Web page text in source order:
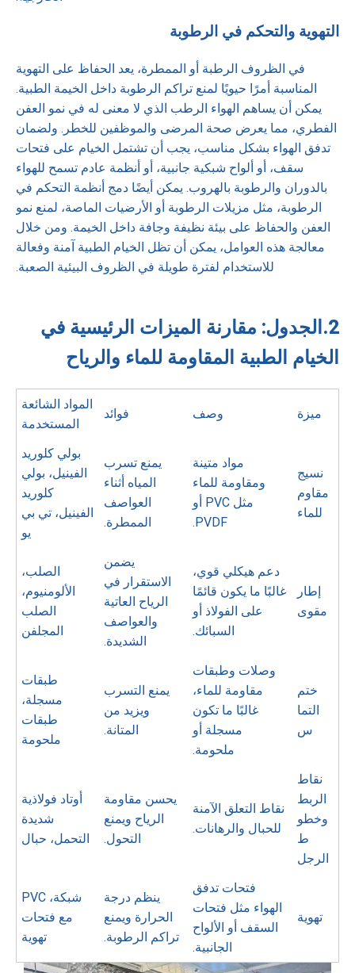
التهوية والتحكم في الرطوبة
في الظروف الرطبة أو الممطرة، يعد الحفاظ على التهوية
المناسبة أمرًا حيويًا لمنع تراكم الرطوبة داخل الخيمة الطبية.
يمكن أن يساهم الهواء الرطب الذي لا معنى له في نمو العفن
الفطري، مما يعرض صحة المرضى والموظفين للخطر. ولضمان
تدفق الهواء بشكل مناسب، يجب أن تشتمل الخيام على فتحات
سقف، أو ألواح شبكية جانبية، أو أنظمة عادم تسمح للهواء
بالدوران والرطوبة بالهروب. يمكن أيضًا دمج أنظمة التحكم في
الرطوبة، مثل مزيلات الرطوبة أو الأرضيات الماصة، لمنع نمو
العفن والحفاظ على بيئة نظيفة وجافة داخل الخيمة. ومن خلال
معالجة هذه العوامل، يمكن أن تظل الخيام الطبية آمنة وفعالة
للاستخدام لفترة طويلة في الظروف البيئية الصعبة.
2. الجدول: مقارنة الميزات الرئيسية في
الخيام الطبية المقاومة للماء والرياح
ميزة وصف فوائد
المواد الشائعة
المستخدمة
نسيج
مقاوم
للماء
مواد متينة
ومقاومة للماء
مثل PVC أو
PVDF.
يمنع تسرب
المياه أثناء
العواصف
الممطرة.
بولي كلوريد
الفينيل، بولي
كلوريد
الفينيل، تي بي
يو
إطار
مقوى
دعم هيكلي قوي،
غالبًا ما يكون قائمًا
على الفولاذ أو
السبائك.
يضمن
الاستقرار في
الرياح العاتية
والعواصف
الشديدة.
الصلب،
الألومنيوم،
الصلب
المجلفن
ختم
التما
س
وصلات وطبقات
مقاومة للماء،
غالبًا ما تكون
مسجلة أو
ملحومة.
يمنع التسرب
ويزيد من
المتانة.
طبقات
مسجلة،
طبقات
ملحومة
نقاط
الربط
وخطو
ط
الرجل
نقاط التعلق الآمنة
للحبال والرهانات.
يحسن مقاومة
الرياح ويمنع
التحول.
أوتاد فولاذية
شديدة
التحمل، حبال
تهوية
فتحات تدفق
الهواء مثل فتحات
السقف أو الألواح
الجانبية.
ينظم درجة
الحرارة ويمنع
تراكم الرطوبة.
شبكة، PVC
مع فتحات
تهوية